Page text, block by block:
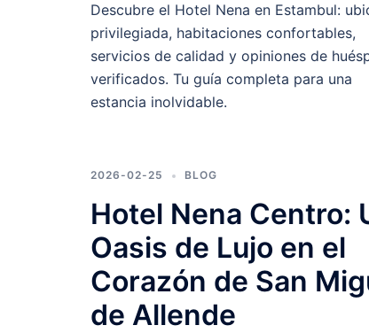
Descubre el Hotel Nena en Estambul:
privilegiada, habitaciones confortables,
servicios de calidad y opiniones de
verificados. Tu guía completa para una
estancia inolvidable.
2026-02-25 BLOG
Hotel Nena Centro:
Oasis de Lujo en el
Corazón de San
de Allende